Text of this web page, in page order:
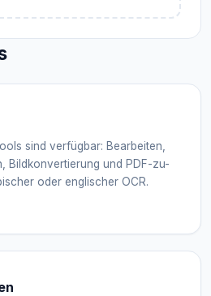
sind verfügbar: Bearbeiten,
Bildkonvertierung und PDF-zu-
oder englischer OCR.